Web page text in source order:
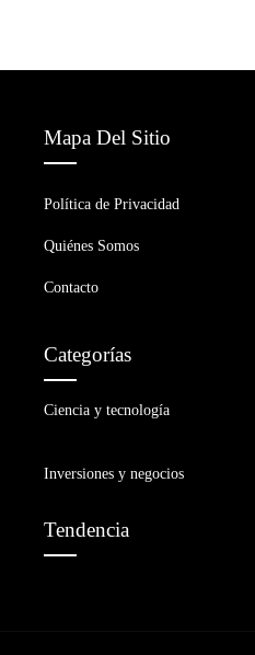
Mapa Del Sitio
Política de Privacidad
Quiénes Somos
Contacto
Categorías
Ciencia y tecnología
Inversiones y negocios
Tendencia